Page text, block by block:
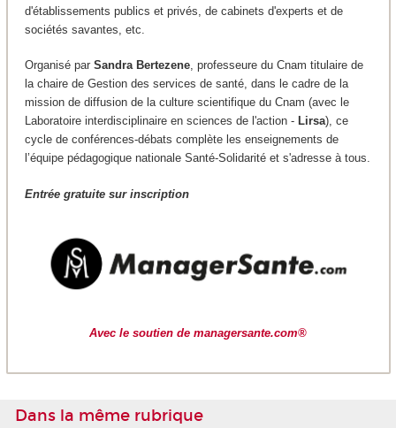
d'établissements publics et privés, de cabinets d'experts et de
sociétés savantes, etc.
Organisé par Sandra Bertezene, professeure du Cnam titulaire de
la chaire de Gestion des services de santé, dans le cadre de la
mission de diffusion de la culture scientifique du Cnam (avec le
Laboratoire interdisciplinaire en sciences de l'action - Lirsa), ce
cycle de conférences-débats complète les enseignements de
l’équipe pédagogique nationale Santé-Solidarité et s'adresse à tous.
Entrée gratuite sur inscription
Avec le soutien de managersante.com®
Dans la même rubrique